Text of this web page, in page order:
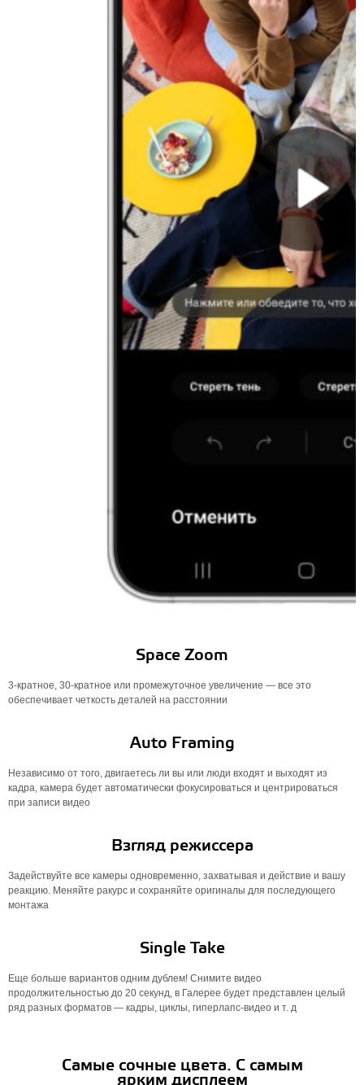
Space Zoom
3-кратное, 30-кратное или промежуточное увеличение — все это
обеспечивает четкость деталей на расстоянии
Auto Framing
Независимо от того, двигаетесь ли вы или люди входят и выходят из
кадра, камера будет автоматически фокусироваться и центрироваться
при записи видео
Взгляд режиссера
Задействуйте все камеры одновременно, захватывая и действие и вашу
реакцию. Меняйте ракурс и сохраняйте оригиналы для последующего
монтажа
Single Take
Еще больше вариантов одним дублем! Снимите видео
продолжительностью до 20 секунд, в Галерее будет представлен целый
ряд разных форматов — кадры, циклы, гиперлапс-видео и т. д
Самые сочные цвета. С самым
ярким дисплеем